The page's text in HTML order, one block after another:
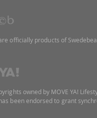
officially products of
owned by MOVE YA!
been endorsed to grant